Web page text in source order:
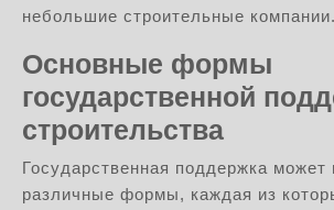
небольшие строительные компании.
Основные формы
государственной
строительства
Государственная поддержка может
различные формы, каждая из